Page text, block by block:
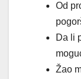
Od
Da li
Žao